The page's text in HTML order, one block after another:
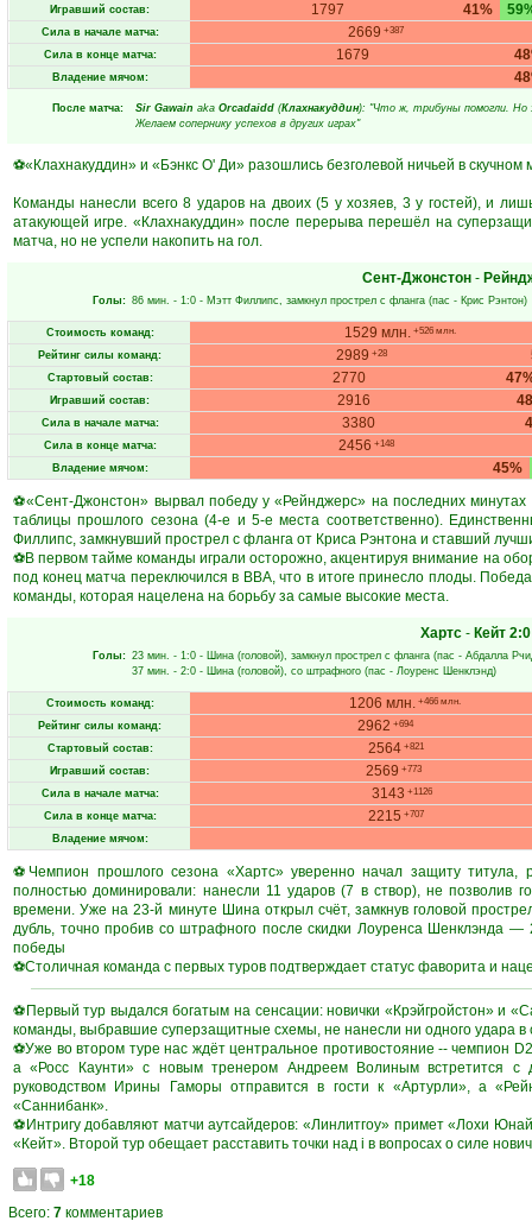
Игравший состав: 41%
1797
Сила в начале матча: 2669 +387
Сила в конце матча: 1679
Владение мячом:
После матча: Sir Gawain aka Orcadaidd (Клахнакуддин): "Что ж, трибуны помогли. Но
Желаем сопернику успехов в других играх"
⚽«Клахнакуддин» и «Бэнкс О' Ди» разошлись безголевой ничьей в скучном
Команды нанесли всего 8 ударов на двоих (5 у хозяев, 3 у гостей), и
атакующей игре. «Клахнакуддин» после перерыва перешёл на
матча, но не успели накопить на гол.
Сент-Джонстон -
Голы: 86 мин. - 1:0 - Мэтт Филлипс, замкнул прострел с фланга (пас - Крис Рэнтон)
Стоимость команд: 1529 млн. +526 млн.
Рейтинг силы команд: 2989 +28
Стартовый состав: 2770
Игравший состав: 2916
Сила в начале матча: 3380
Сила в конце матча: 2456 +148
Владение мячом:
45%
⚽«Сент-Джонстон» вырвал победу у «Рейнджерс» на последних
таблицы прошлого сезона (4-е и 5-е места соответственно).
Филлипс, замкнувший прострел с фланга от Криса Рэнтона и ставший
⚽В первом тайме команды играли осторожно, акцентируя внимание на
под конец матча переключился в ВВА, что в итоге принесло плоды.
команды, которая нацелена на борьбу за самые высокие места.
Хартс- Кейт 2:0
Голы: 23 мин. - 1:0 - Шина (головой), замкнул прострел с фланга (пас - Абдалла
37 мин. - 2:0 - Шина (головой), со штрафного (пас - Лоуренс Шенклэнд)
Стоимость команд: 1206 млн. +466 млн.
Рейтинг силы команд: 2962 +694
Стартовый состав: 2564 +821
Игравший состав: 2569 +773
Сила в начале матча: 3143 +1126
Сила в конце матча: 2215 +707
Владение мячом:
⚽Чемпион прошлого сезона «Хартс» уверенно начал защиту титула,
полностью доминировали: нанесли 11 ударов (7 в створ), не позволив
времени. Уже на 23-й минуте Шина открыл счёт, замкнув головой
дубль, точно пробив со штрафного после скидки Лоуренса Шенклэнда
победы
⚽Столичная команда с первых туров подтверждает статус фаворита и
⚽Первый тур выдался богатым на сенсации: новички «Крэйгройстон» и
команды, выбравшие суперзащитные схемы, не нанесли ни одного удара в
⚽Уже во втором туре нас ждёт центральное противостояние -- чемпион
а «Росс Каунти» с новым тренером Андреем Волиным встретится с
руководством Ирины Гаморы отправится в гости к «Артурли», а
«Саннибанк».
⚽Интригу добавляют матчи аутсайдеров: «Линлитгоу» примет «Лохи
«Кейт». Второй тур обещает расставить точки над i в вопросах о силе
+18
Всего: 7 комментариев